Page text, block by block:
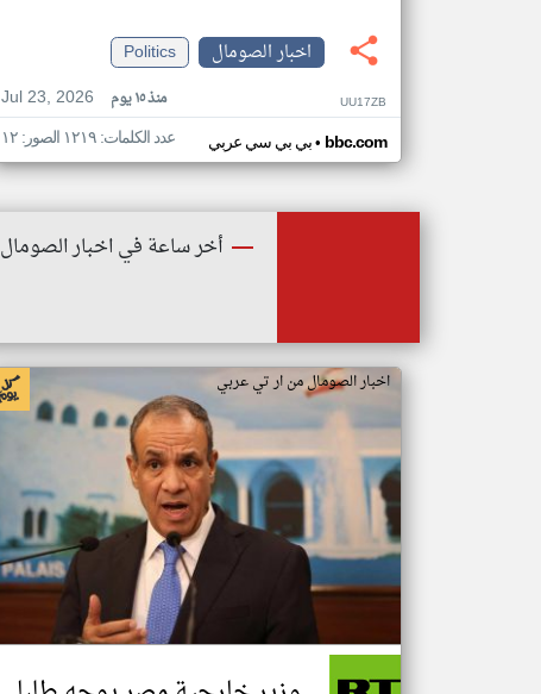
اخبار الصومال
Politics
Jul 23, 2026
منذ ١٥ يوم UU17ZB
بي بي سي عربي• bbc.com عدد الكلمات: ١٢١٩ الصور: ١٢
أخر ساعة في اخبار الصومال
اخبار الصومال من ار تي عربي